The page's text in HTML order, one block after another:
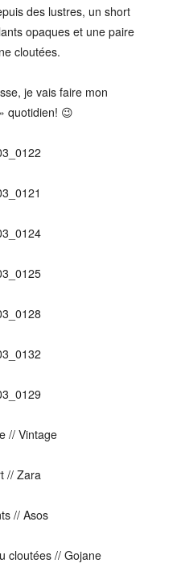
des lustres, un short
opaques et une paire
cloutées.
je vais faire mon
quotidien! 😉
// Vintage
// Zara
// Asos
cloutées // Gojane